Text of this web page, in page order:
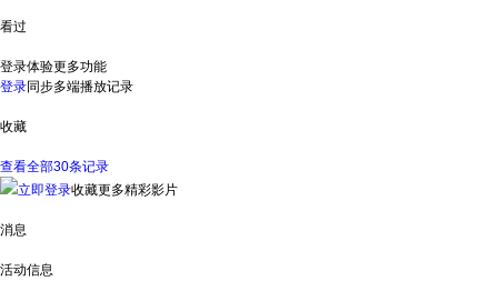
看过
登录体验更多功能
登录同步多端播放记录
收藏
查看全部30条记录
立即登录收藏更多精彩影片
消息
活动信息